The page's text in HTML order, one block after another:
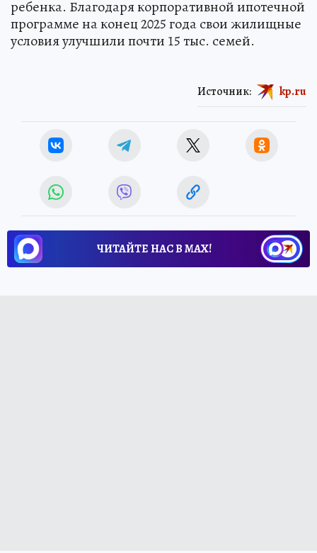
ребенка. Благодаря корпоративной ипотечной
программе на конец 2025 года свои жилищные
условия улучшили почти 15 тыс. семей.
Источник: kp.ru
ЧИТАЙТЕ НАС В МАХ!